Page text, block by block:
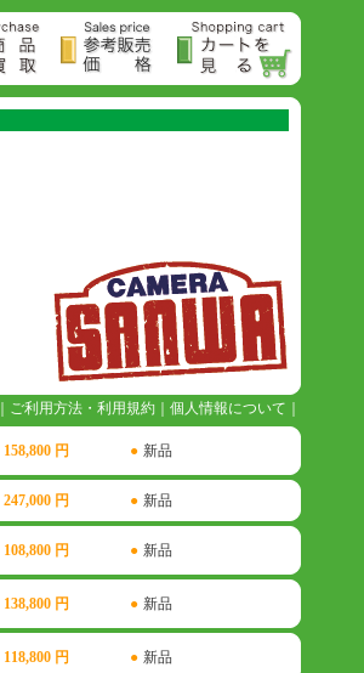
ご利用方法・利用規約 個人情報について
158,800 円 ● 新品
247,000 円 ● 新品
108,800 円 ● 新品
138,800 円 ● 新品
118,800 円 ● 新品